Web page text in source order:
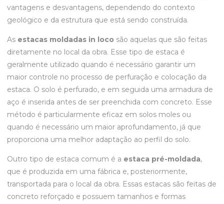
vantagens e desvantagens, dependendo do contexto
geológico e da estrutura que está sendo construída.
As estacas moldadas in loco são aquelas que são feitas
diretamente no local da obra. Esse tipo de estaca é
geralmente utilizado quando é necessário garantir um
maior controle no processo de perfuração e colocação da
estaca. O solo é perfurado, e em seguida uma armadura de
aço é inserida antes de ser preenchida com concreto. Esse
método é particularmente eficaz em solos moles ou
quando é necessário um maior aprofundamento, já que
proporciona uma melhor adaptação ao perfil do solo.
Outro tipo de estaca comum é a estaca pré-moldada,
que é produzida em uma fábrica e, posteriormente,
transportada para o local da obra. Essas estacas são feitas de
concreto reforçado e possuem tamanhos e formas